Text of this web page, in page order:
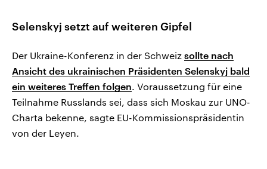
Selenskyj setzt auf weiteren Gipfel
Der Ukraine-Konferenz in der Schweiz sollte nach
Ansicht des ukrainischen Präsidenten Selenskyj bald
ein weiteres Treffen folgen. Voraussetzung für eine
Teilnahme Russlands sei, dass sich Moskau zur UNO-
Charta bekenne, sagte EU-Kommissionspräsidentin
von der Leyen.